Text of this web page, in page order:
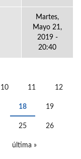
Martes,
Mayo 21,
2019 -
20:40
10 11 12
18 19
25 26
última »